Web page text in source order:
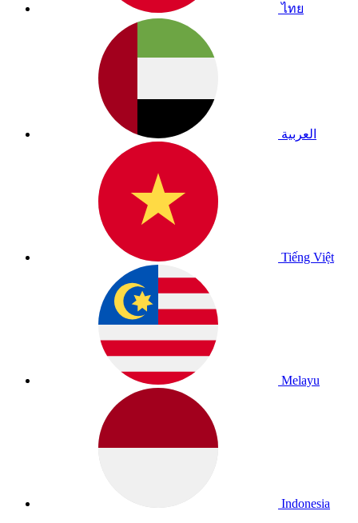
ไทย
العربية
Tiếng Việt
Melayu
Indonesia